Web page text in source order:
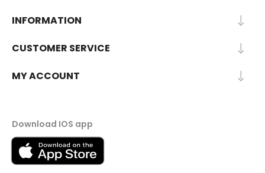
INFORMATION
CUSTOMER SERVICE
MY ACCOUNT
Download IOS app